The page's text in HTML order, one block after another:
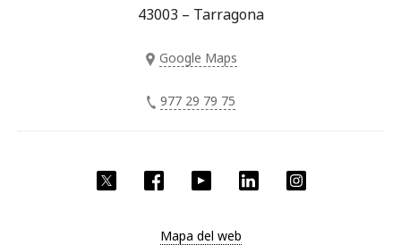
Twitter Facebook YouTube LinkedIn
43003 – Tarragona
Google Maps
977 29 79 75
Mapa del web